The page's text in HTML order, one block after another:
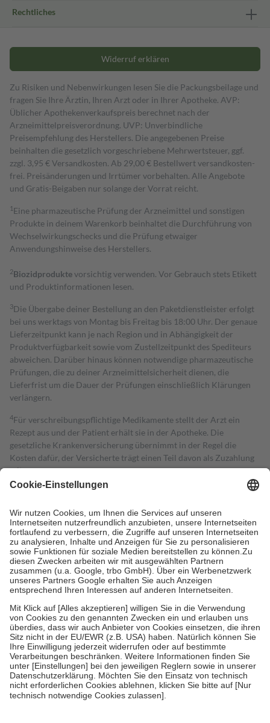
Rechtliches
Widerruf erklären
Zu Risiken und Nebenwirkungen lesen Sie die Packungsbeilage und
fragen Sie Ihre Ärztin, Ihren Arzt oder in Ihrer Apotheke. AVP:
Üblicher Apothekenverkaufspreis berechnet nach der
Arzneimittelpreisverordnung. UVP: Unverbindliche
Preisempfehlung des Herstellers. Die angegebenen Preise
beinhalten die gesetzlich vorgeschriebene Mehrwertsteuer, ggf.
zzgl. 3,95 € Versandkosten. Ab 29,00 € Bestell­wert versand­kosten­
frei. Preisänderungen und Irrtümer vorbehalten. Alle Angebote
und Gratis-Beigaben nur solange der Vorrat reicht.
1 Eine pharmazeutische Prüfung der Arzneimittel und sonstigen
Produkte in deinem Warenkorb beinhaltet die Durchführung von
Wechselwirkungschecks und die Prüfung etwaiger
Anwendungshinweise des Herstellers.
2Biozidproduktevorsichtig verwenden. Vor Gebrauch stets Etikett
und Produktinformationen lesen.
3Die Übergabe deiner Bestellung an den Paketdienstleister erfolgt
bei uns werktags von Montag bis Freitag bis 18:00 Uhr. Der genaue
Lieferzeitpunkt kann je nach Region und in Abhängigkeit der
Produktverfügbarkeit sowie vom Zustellzeitpunkt des Spediteurs
abweichen. Darüber hinaus können notwendige pharmazeutische
Prüfungen, die zu deiner Arzneimittelsicherheit dienen, die
Lieferfrist um die Dauer der Prüfungen einschließlich Klärungen
verlängern.
4Für verschreibungspflichtige Medikamente stellt der Arzt ein
Rezept aus und der Patient erhält sie in der Apotheke. Die
gesetzliche Krankenversicherung übernimmt in der Regel die
Kosten dafür, der Versicherte trägt einen Teil davon als Zuzahlung
mit.
Grundsätzlich leisten Mitglieder Zuzahlungen in Höhe von zehn
höchstens zehn Euro.
Es sind jedoch nie mehr als die tatsächlichen
Kosten der Leistung zu entrichten.
Diese Regeln gelten grundsätzlich auch für Online-Apotheken.
Bei Heilmitteln und häuslicher Krankenpflege beträgt die
Zuzahlung zehn Prozent der Kosten sowie zehn Euro je
Verordnung.
Um das Engagement der Versicherten für ihre eigene Gesundheit zu
stärken und die besondere Stellung der Familie zu unterstützen,
fallenkeine Zuzahlungenan bei:
• Kindern und Jugendlichen bis zum vollendeten 18. Lebensjahr
mit Ausnahme der Fahrkosten
• Untersuchungen zur Vorsorge und Früherkennung, die von der
GKV getragen werden
• empfohlenen Schutzimpfungen
• Harn- und Blutteststreifen